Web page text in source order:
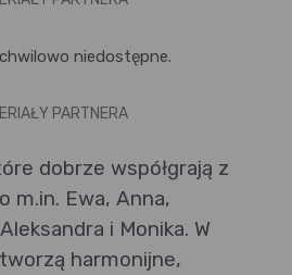
niedostępne.
PARTNERA
dobrze współgrają z
m.in. Ewa, Anna,
i Monika. W
harmonijne,